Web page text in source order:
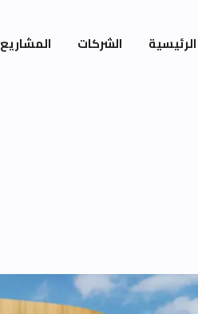
الرئيسية الشركات المشاريع